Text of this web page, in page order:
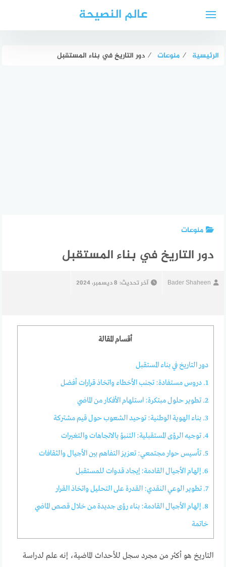
عالم النصيحة
الرئيسية ⁄ منوعات ⁄ دور التاريخ في بناء المستقبل
منوعات
دور التاريخ في بناء المستقبل
Bader Shaheen آخر تحديث: 8 ديسمبر، 2024
أقسام المقالة
دور التاريخ في بناء المستقبل
1. دروس مستفادة: تجنب الأخطاء واتخاذ قرارات أفضل
2. تطوير حلول مبتكرة: استلهام الأفكار من الماضي
3. بناء الهوية الوطنية: توحيد الشعوب حول قيم مشتركة
4. توجيه الرؤى المستقبلية: التنبؤ بالاتجاهات والتغيرات
5. تأسيس حوار مجتمعي: تعزيز التفاهم بين الأجيال والثقافات
6. إلهام الأجيال القادمة: إيجاد قدوات للمستقبل
7. تطوير الوعي النقدي: القدرة على التحليل واتخاذ القرار
8. إلهام الأجيال القادمة: بناء رؤى جديدة من خلال قصص الماضي
خاتمة
التاريخ هو أكثر من مجرد سجل للأحداث الماضية، إنه علم لدراسة